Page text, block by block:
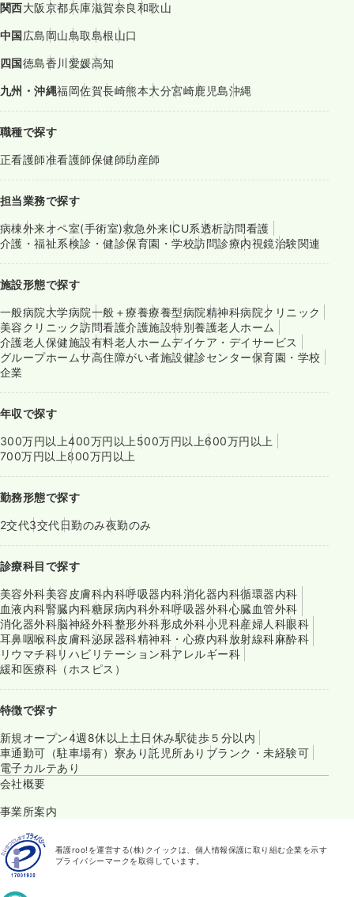
関西大阪京都兵庫滋賀奈良和歌山
中国広島岡山鳥取島根山口
四国徳島香川愛媛高知
九州・沖縄福岡佐賀長崎熊本大分宮崎鹿児島沖縄
職種で探す
正看護師准看護師保健師助産師
担当業務で探す
病棟外来オペ室(手術室)救急外来ICU系透析訪問看護
介護・福祉系検診・健診保育園・学校訪問診療内視鏡治験関連
施設形態で探す
一般病院大学病院一般＋療養療養型病院精神科病院クリニック
美容クリニック訪問看護介護施設特別養護老人ホーム
介護老人保健施設有料老人ホームデイケア・デイサービス
グループホームサ高住障がい者施設健診センター保育園・学校
企業
年収で探す
300万円以上400万円以上 500万円以上600万円以上
700万円以上800万円以上
勤務形態で探す
2交代3交代日勤のみ夜勤のみ
診療科目で探す
美容外科美容皮膚科内科呼吸器内科消化器内科循環器内科
血液内科腎臓内科糖尿病内科外科呼吸器外科心臓血管外科
消化器外科脳神経外科整形外科形成外科小児科産婦人科眼科
耳鼻咽喉科皮膚科泌尿器科精神科・心療内科放射線科麻酔科
リウマチ科リハビリテーション科アレルギー科
緩和医療科（ホスピス）
特徴で探す
新規オープン4週8休以上 土日休み駅徒歩５分以内
車通勤可（駐車場有） 寮あり託児所あり ブランク・未経験可
電子カルテあり
会社概要
事業所案内
看護roo!を運営する(株)クイックは、個人情報保護に取り組む企業を示す
プライバシーマークを取得しています。